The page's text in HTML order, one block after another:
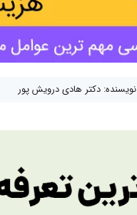
نویسنده: دکتر هادی درویش پور